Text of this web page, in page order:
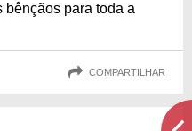
bênçãos para toda a
COMPARTILHAR